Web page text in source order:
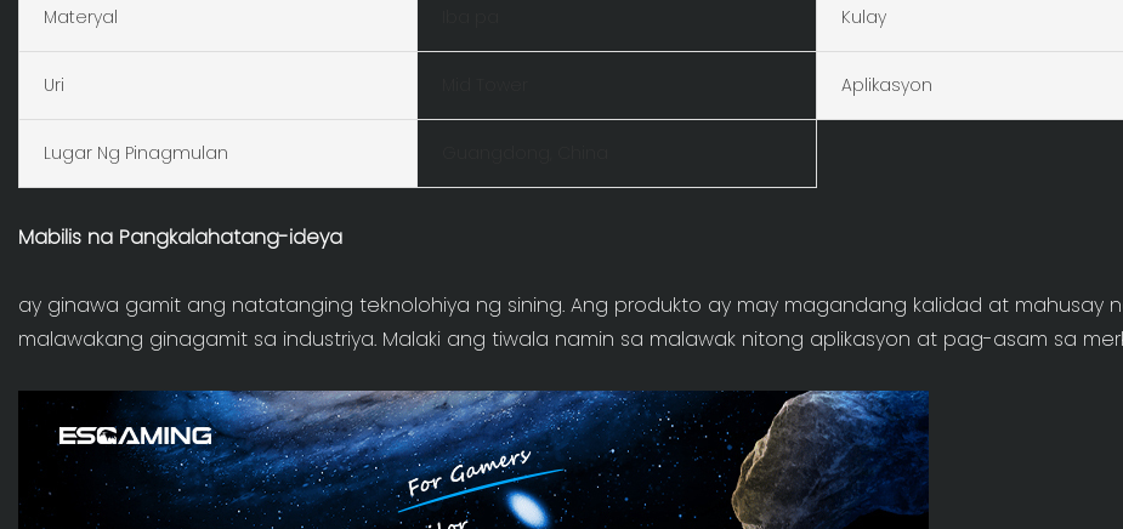
Materyal Kulay
Uri Aplikasyon
Lugar Ng Pinagmulan
Mabilis na Pangkalahatang-ideya
ay ginawa gamit ang natatanging teknolohiya ng sining. Ang produkto ay may magandang kalidad at mahusay
malawakang ginagamit sa industriya. Malaki ang tiwala namin sa malawak nitong aplikasyon at pag-asam sa